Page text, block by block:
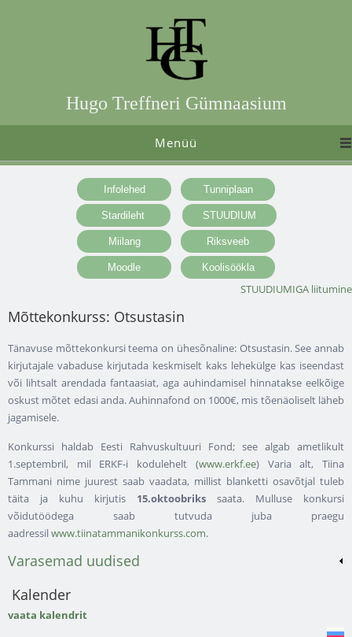
Hugo Treffneri Gümnaasium
Menüü
STUUDIUMIGA liitumine
Mõttekonkurss: Otsustasin
Tänavuse mõttekonkursi teema on ühesõnaline: Otsustasin. See annab
kirjutajale vabaduse kirjutada keskmiselt kaks lehekülge kas iseendast
või lihtsalt arendada fantaasiat, aga auhindamisel hinnatakse eelkõige
oskust mõtet edasi anda. Auhinnafond on 1000€, mis tõenäoliselt läheb
jagamisele.
Konkurssi haldab Eesti Rahvuskultuuri Fond; see algab ametlikult
1.septembril, mil ERKF-i kodulehelt (www.erkf.ee) Varia alt, Tiina
Tammani nime juurest saab vaadata, millist blanketti osavõtjal tuleb
täita ja kuhu kirjutis 15.oktoobriks saata. Mulluse konkursi
võidutöödega saab tutvuda juba praegu
aadressilwww.tiinatammanikonkurss.com.
Varasemad uudised
Kalender
vaata kalendrit